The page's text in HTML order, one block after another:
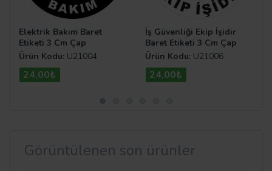
Elektrik Bakım Baret
Etiketi 3 Cm Çap
Ürün Kodu: U21004
24,00₺
İş Güvenliği Ekip İşidir
Baret Etiketi 3 Cm Çap
Ürün Kodu: U21006
24,00₺
Görüntülenen son ürünler